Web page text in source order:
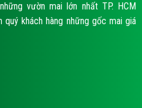
vườn mai lớn nhất TP. HCM
khách hàng những gốc mai giá